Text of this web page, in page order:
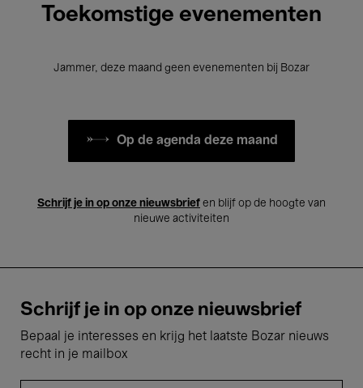
Toekomstige evenementen
Jammer, deze maand geen evenementen bij Bozar
Op de agenda deze maand
Schrijf je in op onze nieuwsbrief en blijf op de hoogte van
nieuwe activiteiten
Schrijf je in op onze nieuwsbrief
Bepaal je interesses en krijg het laatste Bozar nieuws
recht in je mailbox